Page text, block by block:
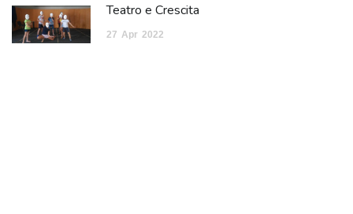
Teatro e Crescita
27 Apr 2022